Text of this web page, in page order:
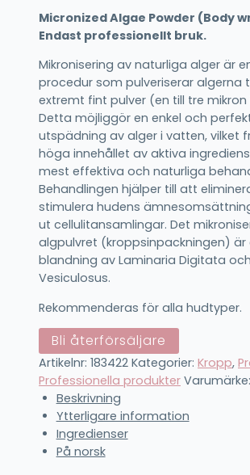
Micronized Algae Powder (Body
Endast professionellt bruk.
Mikronisering av naturliga alger är
procedur som pulveriserar algerna
extremt fint pulver (en till tre mikron
Detta möjliggör en enkel och
utspädning av alger i vatten, vilket
höga innehållet av aktiva
mest effektiva och naturliga
Behandlingen hjälper till att
stimulera hudens
ut cellulitansamlingar. Det
algpulvret (kroppsinpackningen) är
blandning av Laminaria Digitata
Vesiculosus.
Rekommenderas för alla hudtyper.
Bli återförsäljare
Artikelnr: 183422 Kategorier: Kropp,
Professionella produkter Varumärke:
Beskrivning
Ytterligare information
Ingredienser
På norsk